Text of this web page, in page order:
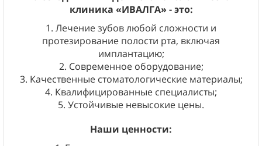
клиника «ИВАЛГА» - это:
1. Лечение зубов любой сложности и
протезирование полости рта, включая
имплантацию;
2. Современное оборудование;
3. Качественные стоматологические материалы;
4. Квалифицированные специалисты;
5. Устойчивые невысокие цены.
Наши ценности: